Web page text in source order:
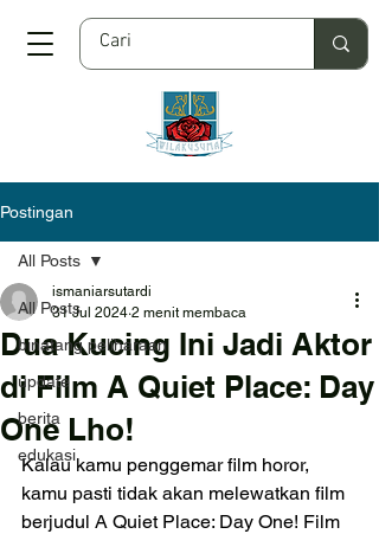
Postingan
All Posts
binatang peliharaan
update
berita
edukasi
All Posts
Dua Kucing Ini Jadi Aktor
di Film A Quiet Place: Day
One Lho!
ismaniarsutardi
31 Jul 2024 2 menit membaca
Kalau kamu penggemar film horor,
kamu pasti tidak akan melewatkan film
berjudul A Quiet Place: Day One! Film